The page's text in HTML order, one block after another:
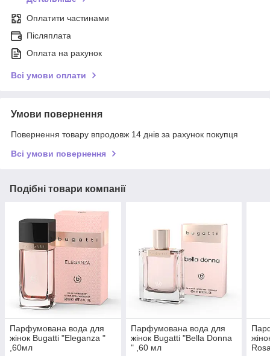
Оплатити частинами
Післяплата
Оплата на рахунок
Всі умови оплати
Умови повернення
Повернення товару впродовж 14 днів за рахунок покупця
Всі умови повернення
Подібні товари компанії
Парфумована вода для
жінок Bugatti "Eleganza "
,60мл
Парфумована вода для
жінок Bugatti "Bella Donna
" ,60 мл